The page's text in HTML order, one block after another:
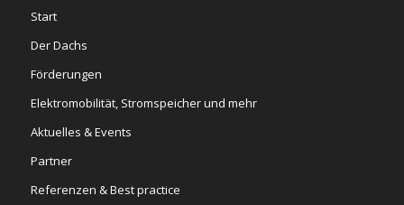
Start
Der Dachs
Förderungen
Elektromobilität, Stromspeicher und mehr
Aktuelles & Events
Partner
Referenzen & Best practice